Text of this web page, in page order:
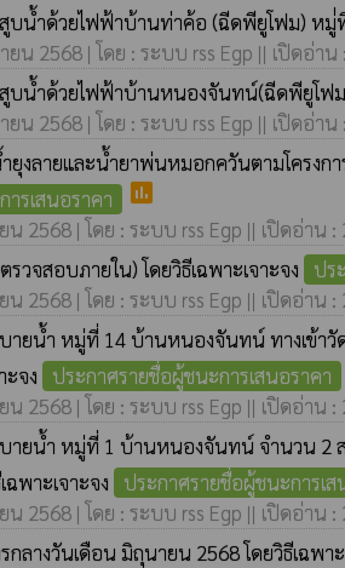
บน้ำด้วยไฟฟ้าบ้านท่าค้อ (ฉีดพียูโฟม) หมู่่ที่
น 2568 | โดย : ระบบ rss Egp || เปิดอ่าน
บน้ำด้วยไฟฟ้าบ้านหนองจันทน์(ฉีดพียูโฟม)
น 2568 | โดย : ระบบ rss Egp || เปิดอ่าน
ยุงลายและน้ำยาพ่นหมอกควันตามโครงก
รเสนอราคา
poll
2568 | โดย : ระบบ rss Egp || เปิดอ่าน :
วจสอบภายใน) โดยวิธีเฉพาะเจาะจง
ปร
2568 | โดย : ระบบ rss Egp || เปิดอ่าน :
บายน้ำ หมู่ที่ 14 บ้านหนองจันทน์ ทางเข้า
ะจง
ประกาศรายชื่อผู้ชนะการเสนอราคา
2568 | โดย : ระบบ rss Egp || เปิดอ่าน :
ายน้ำ หมู่ที่ 1 บ้านหนองจันทน์ จำนวน 2 ส
ฉพาะเจาะจง
ประกาศรายชื่อผู้ชนะการเส
2568 | โดย : ระบบ rss Egp || เปิดอ่าน :
ลางวันเดือน มิถุนายน 2568 โดยวิธีเฉพา